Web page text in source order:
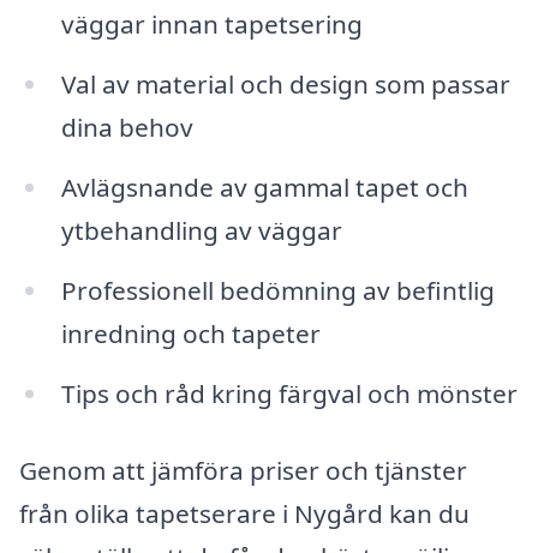
väggar innan tapetsering
Val av material och design som passar
dina behov
Avlägsnande av gammal tapet och
ytbehandling av väggar
Professionell bedömning av befintlig
inredning och tapeter
Tips och råd kring färgval och mönster
Genom att jämföra priser och tjänster
från olika tapetserare i Nygård kan du